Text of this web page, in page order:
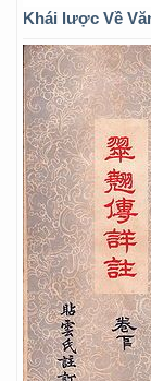
Khái lược Về